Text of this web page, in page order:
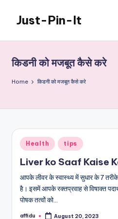
content
Just-Pin-It
किडनी को मजबूत कैसे करे
Home किडनी को मजबूत कैसे करे
Posted
in
Health tips
Liver ko Saaf Kaise
आपके लीवर के स्वास्थ्य में सुधार के 7
है। इसमें आपके रक्तप्रवाह से विषाक्त
पोषक तत्वों को…
affidu August 20, 2023